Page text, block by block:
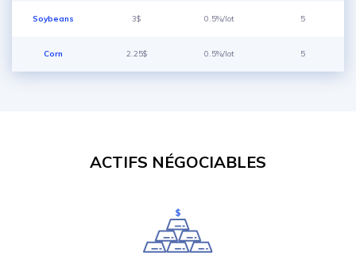
Soybeans 3$ 0.5%/lot 5
Corn 2.25$ 0.5%/lot 5
ACTIFS NÉGOCIABLES